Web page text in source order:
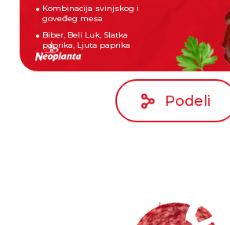
Kombinacija svinjskog i
goveđeg mesa
Biber, Beli Luk, Slatka
paprika, Ljuta paprika
Podeli